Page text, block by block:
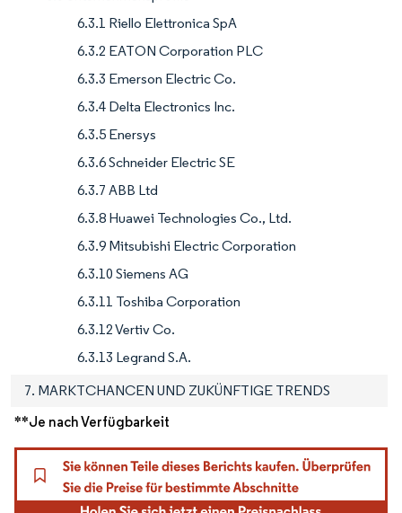
6.3.1 Riello Elettronica SpA
6.3.2 EATON Corporation PLC
6.3.3 Emerson Electric Co.
6.3.4 Delta Electronics Inc.
6.3.5 Enersys
6.3.6 Schneider Electric SE
6.3.7 ABB Ltd
6.3.8 Huawei Technologies Co., Ltd.
6.3.9 Mitsubishi Electric Corporation
6.3.10 Siemens AG
6.3.11 Toshiba Corporation
6.3.12 Vertiv Co.
6.3.13 Legrand S.A.
7. MARKTCHANCEN UND ZUKÜNFTIGE TRENDS
**Je nach Verfügbarkeit